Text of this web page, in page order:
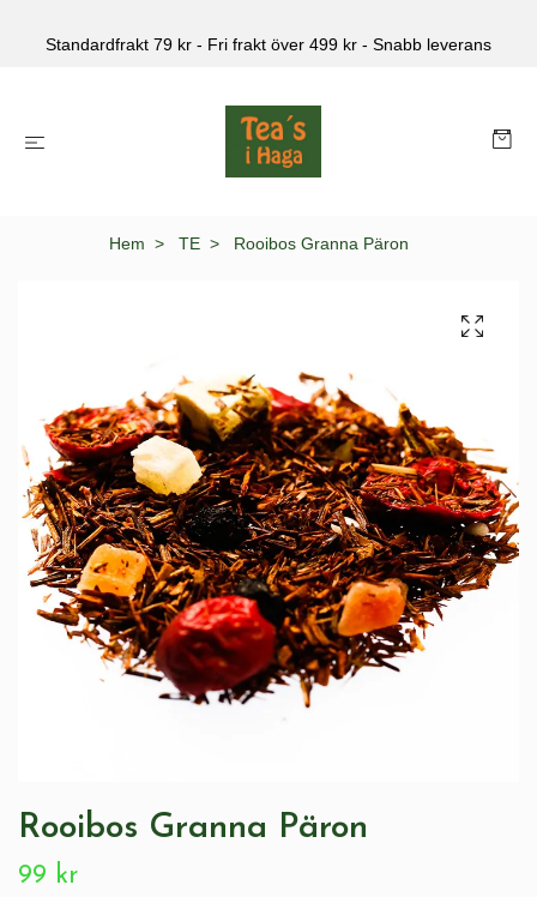
Standardfrakt 79 kr - Fri frakt över 499 kr - Snabb leverans
Hem TE Rooibos Granna Päron
Rooibos Granna Päron
99 kr